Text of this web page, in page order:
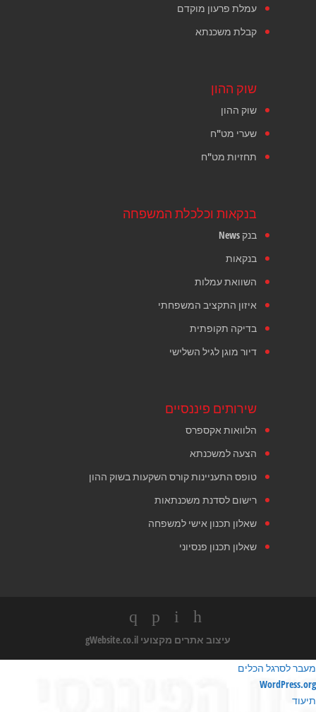
עמלת פרעון מוקדם
קבלת משכנתא
שוק ההון
שוק ההון
שערי מט"ח
תחזיות מט"ח
בנקאות וכלכלת המשפחה
בנק News
בנקאות
השוואת עמלות
איזון התקציב המשפחתי
בדיקה תקופתית
דיור מוגן לגיל השלישי
שירותים פיננסיים
הלוואות אקספרס
הצעה למשכנתא
טופס התעניינות קורס השקעות בשוק ההון
רישום לסדנת משכנתאות
שאלון תכנון אישי למשפחה
שאלון תכנון פנסיוני
עיצוב אתרים מקצועי
מעבר לסרגל הכלים
אודות
וורדפרס
WordPress.org
תיעוד